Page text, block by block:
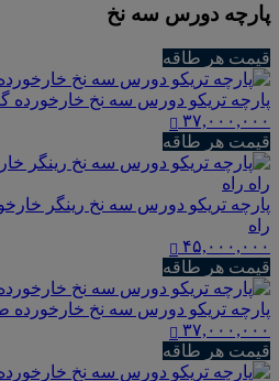
پارچه دورس سه نخ
قیمت هر طاقه
پارچه تریکو دورس سه نخ خارخورده
۳۷,۰۰۰,۰۰۰
قیمت هر طاقه
پارچه تریکو دورس سه نخ رینگر
راه
۴۵,۰۰۰,۰۰۰
قیمت هر طاقه
پارچه تریکو دورس سه نخ خارخورده
۳۷,۰۰۰,۰۰۰
قیمت هر طاقه